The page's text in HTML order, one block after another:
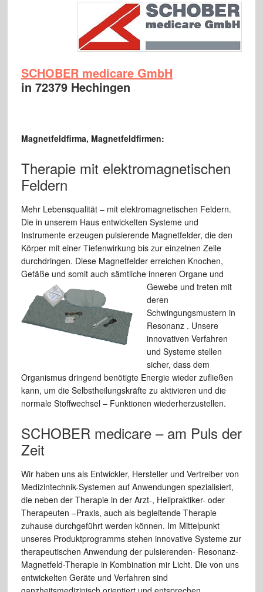
SCHOBER medicare GmbH
in 72379 Hechingen
Magnetfeldfirma, Magnetfeldfirmen:
Therapie mit elektromagnetischen
Feldern
Mehr Lebensqualität – mit elektromagnetischen Feldern.
Die in unserem Haus entwickelten Systeme und
Instrumente erzeugen pulsierende Magnetfelder, die den
Körper mit einer Tiefenwirkung bis zur einzelnen Zelle
durchdringen. Diese Magnetfelder erreichen Knochen,
Gefäße und somit auch sämtliche inneren Organe und
Gewebe und treten mit
deren
Schwingungsmustern in
Resonanz . Unsere
innovativen Verfahren
und Systeme stellen
sicher, dass dem
Organismus dringend benötigte Energie wieder zufließen
kann, um die Selbstheilungskräfte zu aktivieren und die
normale Stoffwechsel – Funktionen wiederherzustellen.
SCHOBER medicare – am Puls der
Zeit
Wir haben uns als Entwickler, Hersteller und Vertreiber von
Medizintechnik-Systemen auf Anwendungen spezialisiert,
die neben der Therapie in der Arzt-, Heilpraktiker- oder
Therapeuten –Praxis, auch als begleitende Therapie
zuhause durchgeführt werden können. Im Mittelpunkt
unseres Produktprogramms stehen innovative Systeme zur
therapeutischen Anwendung der pulsierenden- Resonanz-
Magnetfeld-Therapie in Kombination mir Licht. Die von uns
entwickelten Geräte und Verfahren sind